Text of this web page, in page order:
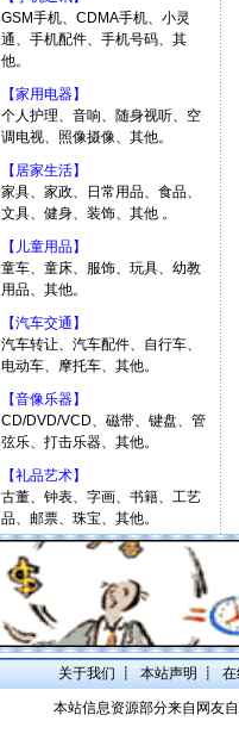
GSM手机、CDMA手机、小灵
通、手机配件、手机号码、其
他。
【家用电器】
个人护理、音响、随身视听、空
调电视、照像摄像、其他。
【居家生活】
家具、家政、日常用品、食品、
文具、健身、装饰、其他 。
【儿童用品】
童车、童床、服饰、玩具、幼教
用品、其他。
【汽车交通】
汽车转让、汽车配件、自行车、
电动车、摩托车、其他。
【音像乐器】
CD/DVD/VCD、磁带、键盘、管
弦乐、打击乐器、其他。
【礼品艺术】
古董、钟表、字画、书籍、工艺
品、邮票、珠宝、其他。
关于我们 ┋ 本站声明 ┋ 在
本站信息资源部分来自网友